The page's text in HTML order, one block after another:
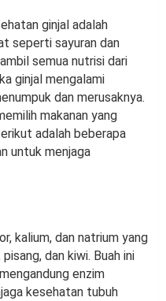
ginjal adalah
seperti sayuran dan
semua nutrisi dari
ginjal mengalami
dan merusaknya.
makanan yang
adalah beberapa
untuk menjaga
kalium, dan natrium yang
dan kiwi. Buah ini
enzim
kesehatan tubuh